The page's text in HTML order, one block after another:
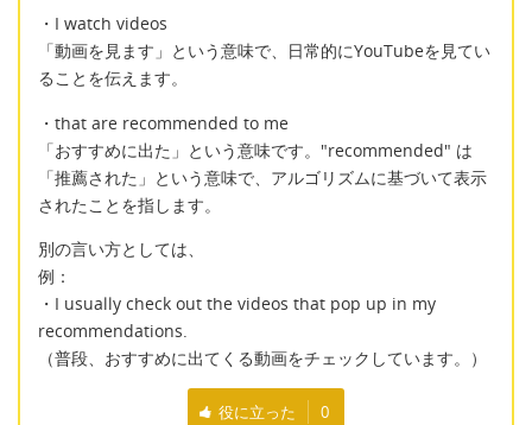
・I watch videos
「動画を見ます」という意味で、日常的にYouTubeを見てい
ることを伝えます。
・that are recommended to me
「おすすめに出た」という意味です。"recommended" は
「推薦された」という意味で、アルゴリズムに基づいて表示
されたことを指します。
別の言い方としては、
例：
・I usually check out the videos that pop up in my
recommendations.
（普段、おすすめに出てくる動画をチェックしています。）
役に立った 0